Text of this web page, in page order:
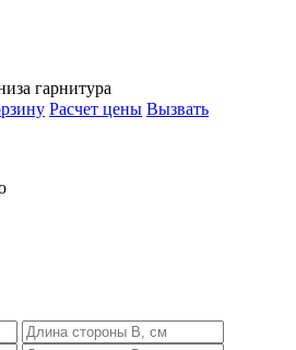
гарнитура
Расчет цены Вызвать